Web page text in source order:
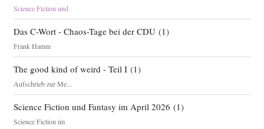
Science Fiction und
Das C-Wort - Chaos-Tage bei der CDU(1)
Frank Hamm
The good kind of weird - Teil I(1)
Aufschrieb zur Me...
Science Fiction und Fantasy im April 2026 (1)
Science Fiction im